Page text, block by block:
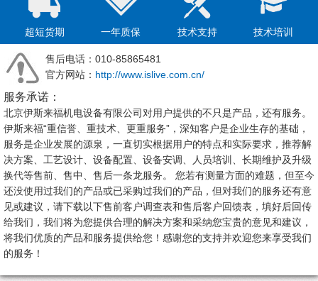
超短货期 一年质保 技术支持 技术培训
售后电话：010-85865481
官方网站： http://www.islive.com.cn/
服务承诺：
北京伊斯来福机电设备有限公司对用户提供的不只是产品，还有服务。
伊斯来福“重信誉、重技术、更重服务”，深知客户是企业生存的基础，
服务是企业发展的源泉，一直切实根据用户的特点和实际要求，推荐解
决方案、工艺设计、设备配置、设备安调、人员培训、长期维护及升级
换代等售前、售中、售后一条龙服务。 您若有测量方面的难题，但至今
还没使用过我们的产品或已采购过我们的产品，但对我们的服务还有意
见或建议，请下载以下售前客户调查表和售后客户回馈表，填好后回传
给我们，我们将为您提供合理的解决方案和采纳您宝贵的意见和建议，
将我们优质的产品和服务提供给您！感谢您的支持并欢迎您来享受我们
的服务！